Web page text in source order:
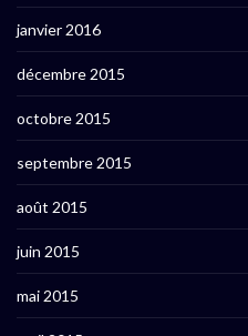
janvier 2016
décembre 2015
octobre 2015
septembre 2015
août 2015
juin 2015
mai 2015